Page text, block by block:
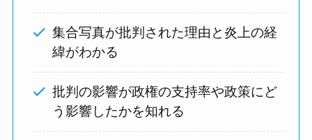
集合写真が批判された理由と炎上の経
緯がわかる
批判の影響が政権の支持率や政策にど
う影響したかを知れる